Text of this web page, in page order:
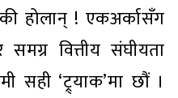
होलान् ! एकअर्कासँग
वित्तीय संघीयता
सही ‘ट्र्याक’मा छौं ।